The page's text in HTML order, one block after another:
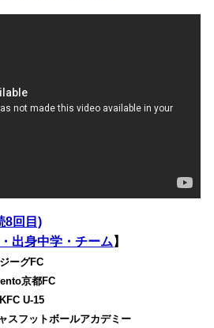
8回目)
出身中学・チーム 】
ーグFC
京都FC
U-15
フットボールアカデミー